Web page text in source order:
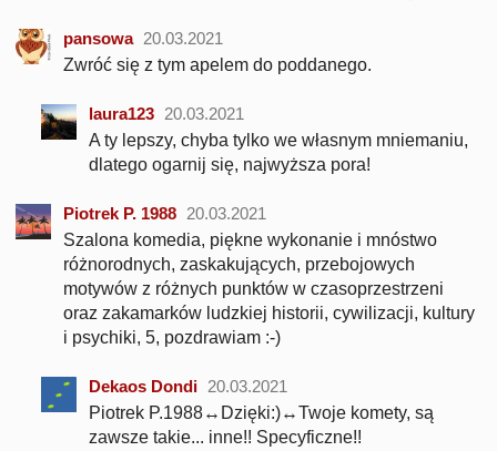
pansowa 20.03.2021
Zwróć się z tym apelem do poddanego.
laura123 20.03.2021
A ty lepszy, chyba tylko we własnym mniemaniu,
dlatego ogarnij się, najwyższa pora!
Piotrek P. 1988 20.03.2021
Szalona komedia, piękne wykonanie i mnóstwo
różnorodnych, zaskakujących, przebojowych
motywów z różnych punktów w czasoprzestrzeni
oraz zakamarków ludzkiej historii, cywilizacji, kultury
i psychiki, 5, pozdrawiam :-)
Dekaos Dondi 20.03.2021
Piotrek P.1988↔Dzięki:)↔Twoje komety, są
zawsze takie... inne!! Specyficzne!!